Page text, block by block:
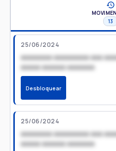
13
25/06/2024
xxxxxxxx xxxxxxxxx xxx
xxxxx xxxxxx xxxxxxx
Desbloquear
25/06/2024
xxxxxxxx xxxxxxxxx xxx
xxxxx xxxxxx xxxxxxx